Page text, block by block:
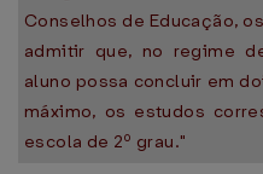
Conselhos de Educação,
admitir que, no regime
aluno possa concluir em
máximo, os estudos
escola de 2º grau."